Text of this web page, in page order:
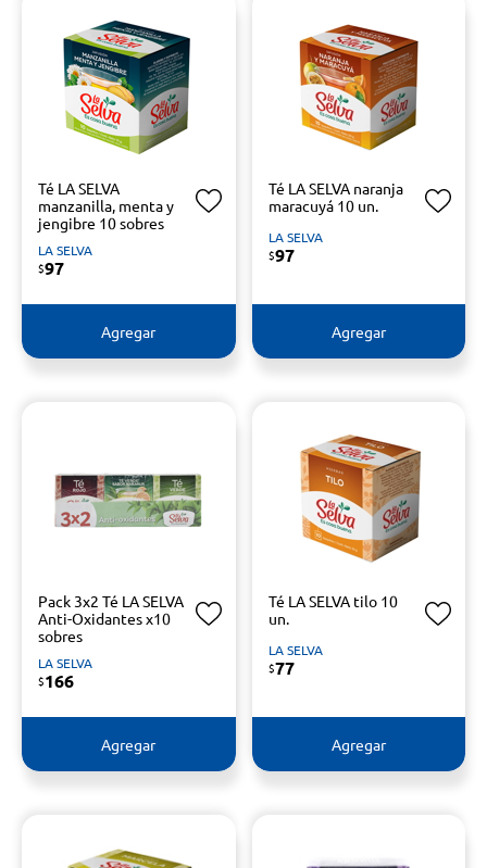
Té LA SELVA
manzanilla, menta y
jengibre 10 sobres
LA SELVA
$97
Agregar
Té LA SELVA naranja
maracuyá 10 un.
LA SELVA
$97
Agregar
Pack 3x2 Té LA SELVA
Anti-Oxidantes x10
sobres
LA SELVA
$166
Agregar
Té LA SELVA tilo 10
un.
LA SELVA
$77
Agregar